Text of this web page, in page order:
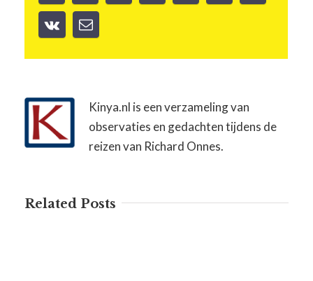
Kinya.nl is een verzameling van
observaties en gedachten tijdens de
reizen van Richard Onnes.
Related Posts